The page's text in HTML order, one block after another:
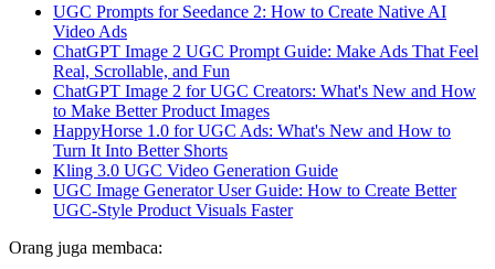
UGC Prompts for Seedance 2: How to Create Native AI
Video Ads
ChatGPT Image 2 UGC Prompt Guide: Make Ads That Feel
Real, Scrollable, and Fun
ChatGPT Image 2 for UGC Creators: What's New and How
to Make Better Product Images
HappyHorse 1.0 for UGC Ads: What's New and How to
Turn It Into Better Shorts
Kling 3.0 UGC Video Generation Guide
UGC Image Generator User Guide: How to Create Better
UGC-Style Product Visuals Faster
Orang juga membaca: